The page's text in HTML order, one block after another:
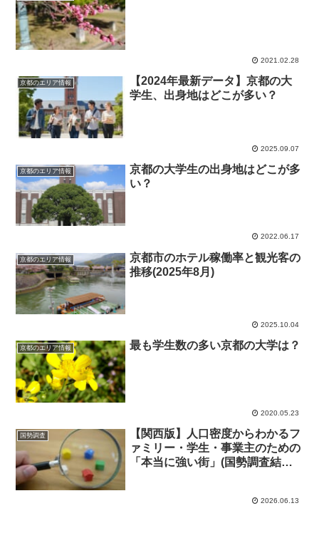
2021.02.28
京都のエリア情報
【2024年最新データ】京都の大
学生、出身地はどこが多い？
2025.09.07
京都のエリア情報
京都の大学生の出身地はどこが多
い？
2022.06.17
京都のエリア情報
京都市のホテル稼働率と観光客の
推移(2025年8月)
2025.10.04
京都のエリア情報 最も学生数の多い京都の大学は？
2020.05.23
国勢調査
【関西版】人口密度からわかるフ
ァミリー・学生・事業主のための
「本当に強い街」(国勢調査結果
2026.06.13